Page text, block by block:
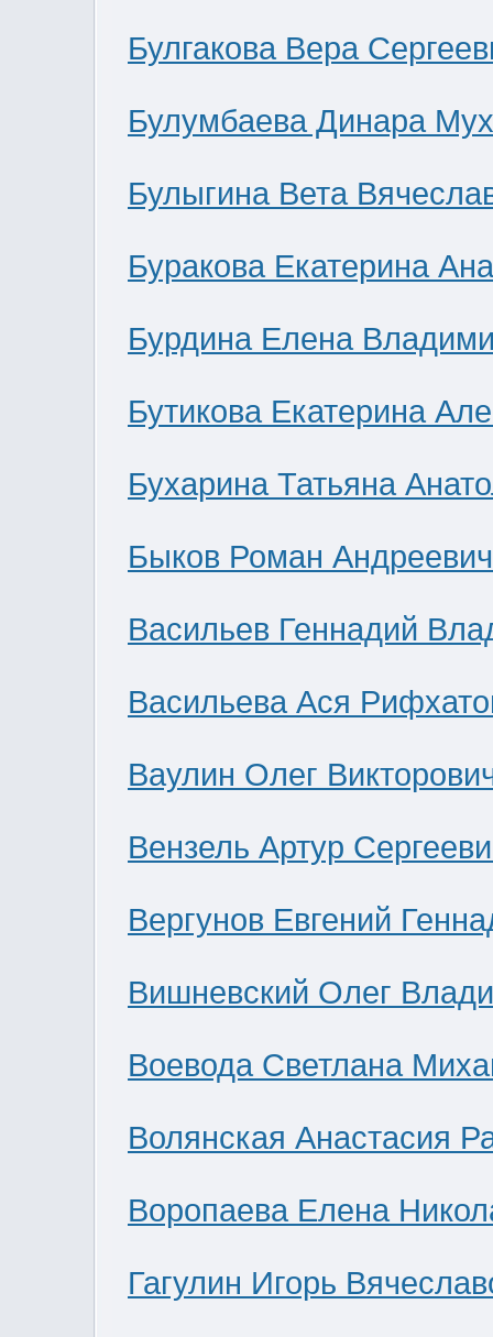
Булгакова Вера
Булумбаева Динара
Булыгина Вета
Буракова Екатерина
Бурдина Елена
Бутикова Екатерина
Бухарина Татьяна
Быков Роман Андреевич
Васильев Геннадий
Васильева Ася
Ваулин Олег
Вензель Артур
Вергунов Евгений
Вишневский Олег
Воевода Светлана
Волянская Анастасия
Воропаева Елена
Гагулин Игорь